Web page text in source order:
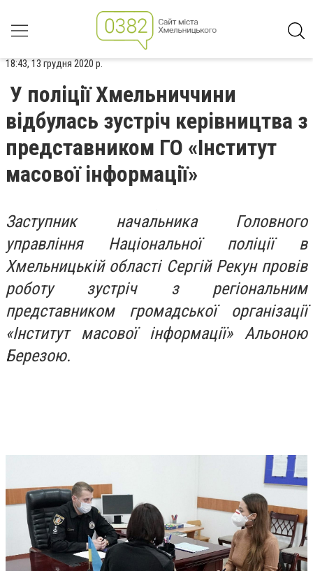
18:43, 13 грудня 2020 р.
У поліції Хмельниччини
відбулась зустріч керівництва з
представником ГО «Інститут
масової інформації»
Заступник начальника Головного
управління Національної поліції в
Хмельницькій області Сергій Рекун провів
роботу зустріч з регіональним
представником громадської організації
«Інститут масової інформації» Альоною
Березою.